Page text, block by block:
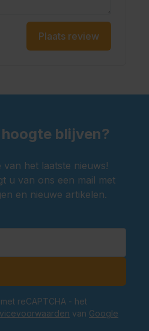
Plaats review
blijven?
van het laatste nieuws!
u van ons een mail met
en nieuwe artikelen.
reCAPTCHA - het
van Google